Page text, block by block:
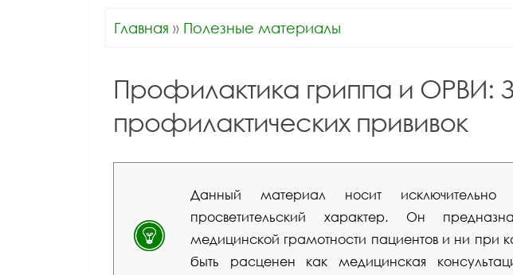
Главная » Полезные материалы
Профилактика гриппа и ОРВИ:
профилактических прививок
Данный материал носит
просветительский характер. Он
медицинской грамотности пациентов и ни при
быть расценен как медицинская